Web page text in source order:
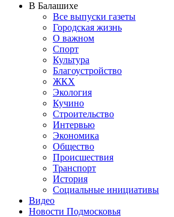
В Балашихе
Все выпуски газеты
Городская жизнь
О важном
Спорт
Культура
Благоустройство
ЖКХ
Экология
Кучино
Строительство
Интервью
Экономика
Общество
Происшествия
Транспорт
История
Социальные инициативы
Видео
Новости Подмосковья